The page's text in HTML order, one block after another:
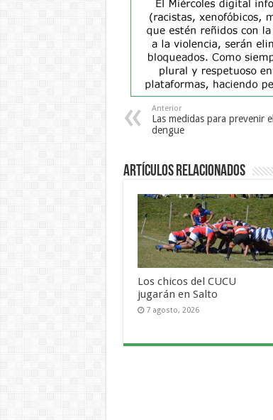
Anterior
Las medidas para prevenir el
dengue
Artículos Relacionados
Los chicos del CUCU
jugarán en Salto
7 agosto, 2026